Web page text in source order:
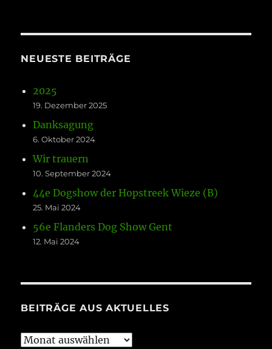
NEUESTE BEITRÄGE
2025
19. Dezember 2025
Danksagung
6. Oktober 2024
Wir trauern
10. September 2024
44e Dogshow der Hopstreek Wieze (B)
25. Mai 2024
56e Flanders Dog Show Gent
12. Mai 2024
BEITRÄGE AUS AKTUELLES
Beiträge